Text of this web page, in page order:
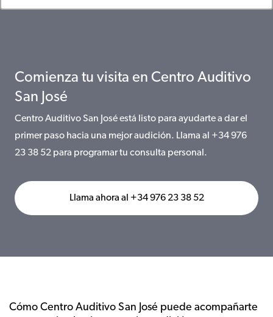
Comienza tu visita en Centro Auditivo
San José
Centro Auditivo San José está listo para ayudarte a dar el
primer paso hacia una mejor audición. Llama al +34 976
23 38 52 para programar tu consulta personal.
Llama ahora al +34 976 23 38 52
Cómo Centro Auditivo San José puede acompañarte